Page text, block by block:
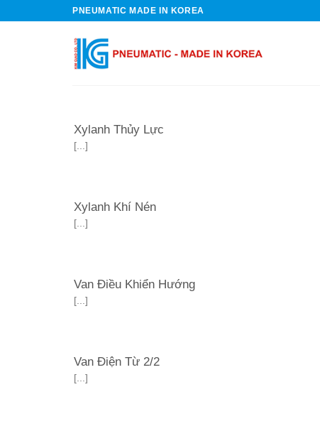
PNEUMATIC MADE IN KOREA
Xylanh Thủy Lực
[...]
Xylanh Khí Nén
[...]
Van Điều Khiển Hướng
[...]
Van Điện Từ 2/2
[...]